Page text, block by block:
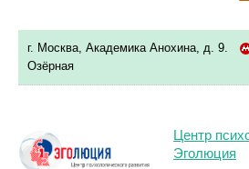
г. Москва, Академика Анохина, д. 9.
Озёрная
Центр
Эголюция